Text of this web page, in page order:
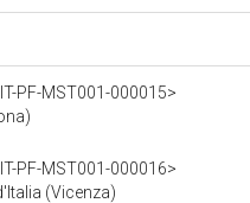
PF-MST001-000015>
PF-MST001-000016>
(Vicenza)